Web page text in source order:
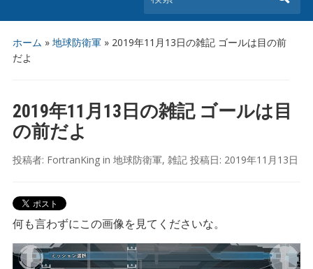
ホーム » 地球防衛軍» 2019年11月13日の雑記 ゴールは目の前
だよ
2019年11月13日の雑記 ゴールは目
の前だよ
投稿者: FortranKing in 地球防衛軍, 雑記投稿日: 2019年11月13日
何も言わずにこの画像を見てくださいな。